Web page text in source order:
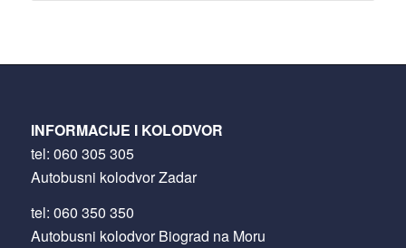
INFORMACIJE I KOLODVOR
tel: 060 305 305
Autobusni kolodvor Zadar
tel: 060 350 350
Autobusni kolodvor Biograd na Moru